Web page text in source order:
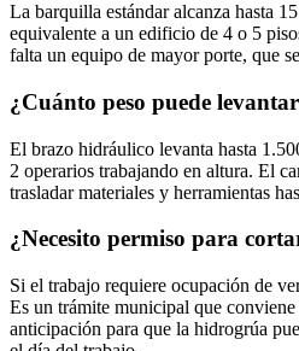
La barquilla estándar alcanza hasta
equivalente a un edificio de 4 o 5
falta un equipo de mayor porte, que
¿Cuánto peso puede
El brazo hidráulico levanta hasta
2 operarios trabajando en altura. El
trasladar materiales y herramientas
¿Necesito permiso para
Si el trabajo requiere ocupación de
Es un trámite municipal que
anticipación para que la hidrogrúa